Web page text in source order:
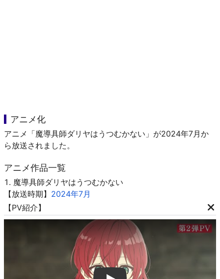
アニメ化
アニメ「魔導具師ダリヤはうつむかない」が2024年7月か
ら放送されました。
アニメ作品一覧
魔導具師ダリヤはうつむかない
【放送時期】 2024年7月
【PV紹介】